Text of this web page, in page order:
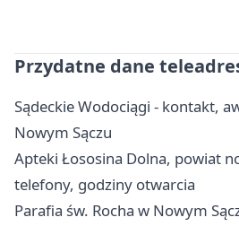
Przydatne dane
Sądeckie Wodociągi - kontakt,
Nowym Sączu
Apteki Łososina Dolna, powiat
telefony, godziny otwarcia
Parafia św. Rocha w Nowym